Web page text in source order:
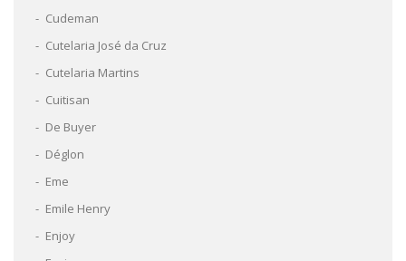
Cudeman
Cutelaria José da Cruz
Cutelaria Martins
Cuitisan
De Buyer
Déglon
Eme
Emile Henry
Enjoy